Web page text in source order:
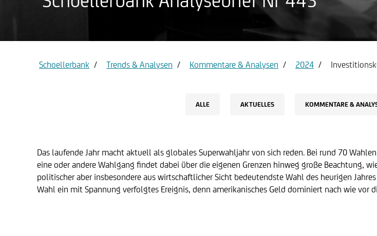
Privatkonto & Visa Infinite
Schoellerbank Trends & Analysen Kommentare & Analysen 2024
ALLE AKTUELLES KOMMENTARE &
Das laufende Jahr macht aktuell als globales Superwahljahr von sich reden. Bei rund 70
eine oder andere Wahlgang findet dabei über die eigenen Grenzen hinweg große Beachtung,
politischer aber insbesondere aus wirtschaftlicher Sicht bedeutendste Wahl des heurigen
Wahl ein mit Spannung verfolgtes Ereignis, denn amerikanisches Geld dominiert nach wie vor